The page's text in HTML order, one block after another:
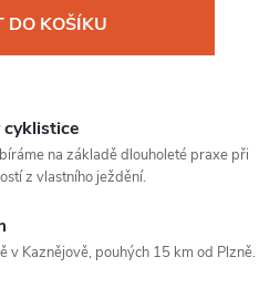
DO KOŠÍKU
na základě dlouholeté praxe při
z vlastního ježdění.
v Kaznějově, pouhých 15 km od Plzně.